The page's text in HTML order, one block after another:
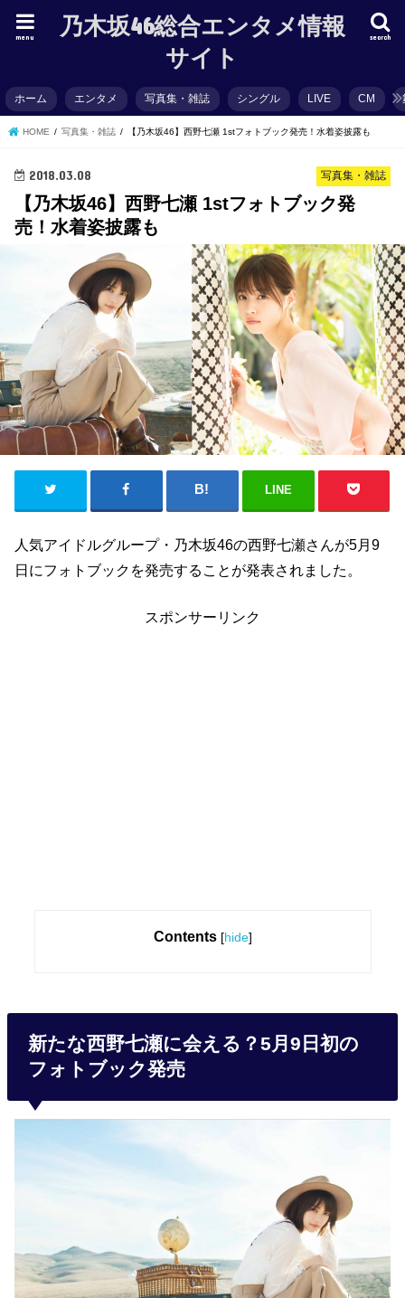
乃木坂46総合エンタメ情報
サイト
search
menu
ホーム エンタメ 写真集・雑誌 シングル LIVE CM
HOME 写真集・雑誌 【乃木坂46】西野七瀬 1stフォトブック発売！水着姿披露も
写真集・雑誌
2018.03.08
【乃木坂46】西野七瀬 1stフォトブック発
売！水着姿披露も
LINE
人気アイドルグループ・乃木坂46の西野七瀬さんが5月9
日にフォトブックを発売することが発表されました。
スポンサーリンク
Contents [hide]
新たな西野七瀬に会える？5月9日初の
フォトブック発売